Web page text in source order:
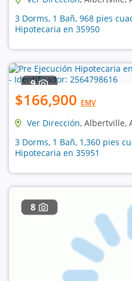
3 Dorms, 1 Bañ, 968 pies
Hipotecaria en 35950
9
$166,900 EMV
Ver Dirección, Albertville,
3 Dorms, 1 Bañ, 1,360 pies
Hipotecaria en 35951
8